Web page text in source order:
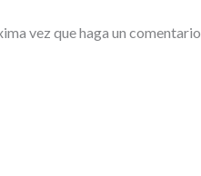
vez que haga un comentario.